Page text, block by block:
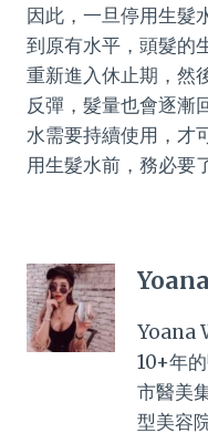
因此，一旦停用生髮
到原有水平，頭髮的
重新進入休止期，然
反彈，髮量也會逐漸
水需要持續使用，才
用生髮水前，務必要
Yoana
10+年
市醫美
型美容院